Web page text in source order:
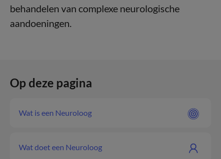
behandelen van complexe neurologische
aandoeningen.
Op deze pagina
Wat is een Neuroloog
Wat doet een Neuroloog